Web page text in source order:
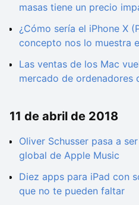
masas tiene un precio
¿Cómo sería el iPhone X
concepto nos lo muestra
Las ventas de los Mac
mercado de ordenadores
11 de abril de 2018
Oliver Schusser pasa a
global de Apple Music
Diez apps para iPad con
que no te pueden faltar